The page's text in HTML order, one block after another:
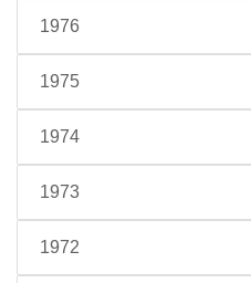
1976
1975
1974
1973
1972